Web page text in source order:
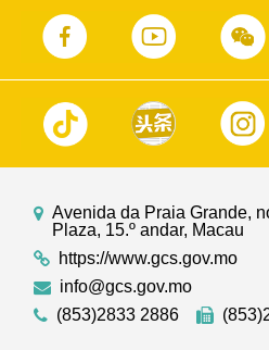
Avenida da Praia Grande,
Plaza, 15.º andar, Macau
https://www.gcs.gov.mo
info@gcs.gov.mo
(853)2833 2886